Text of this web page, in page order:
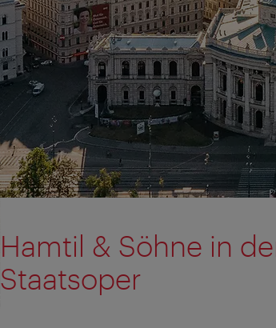
Hamtil & Söhne in
Staatsoper